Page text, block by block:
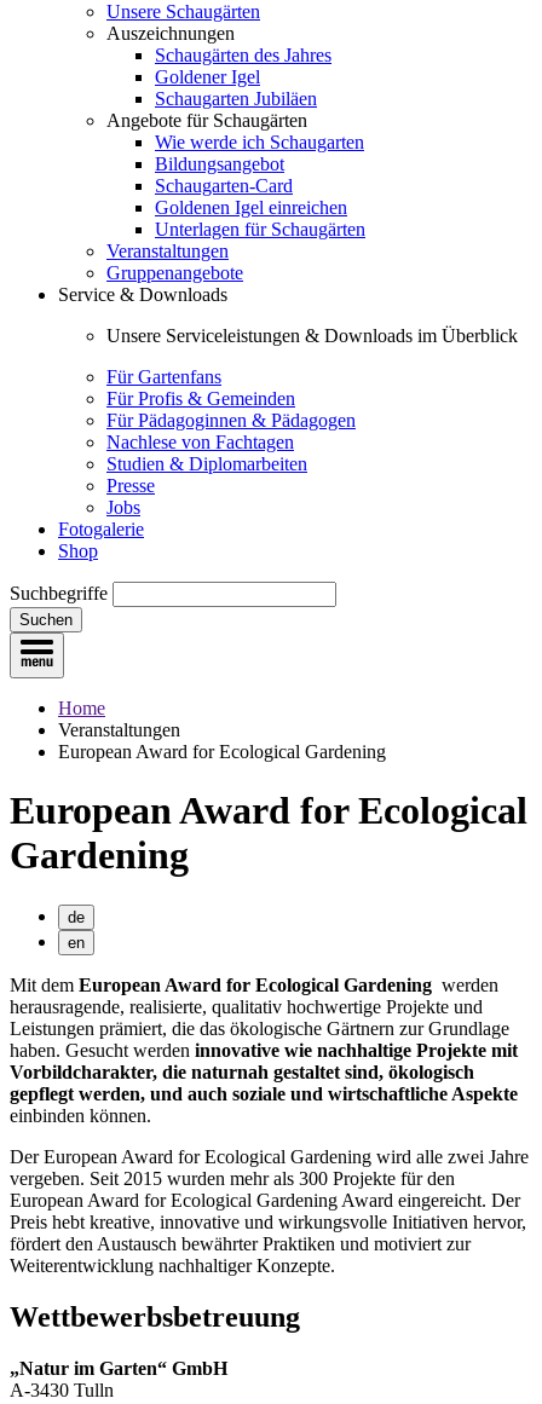
Unsere Schaugärten
Auszeichnungen
Schaugärten des Jahres
Goldener Igel
Schaugarten Jubiläen
Angebote für Schaugärten
Wie werde ich Schaugarten
Bildungsangebot
Schaugarten-Card
Goldenen Igel einreichen
Unterlagen für Schaugärten
Veranstaltungen
Gruppenangebote
Service & Downloads
Unsere Serviceleistungen & Downloads im Überblick
Für Gartenfans
Für Profis & Gemeinden
Für Pädagoginnen & Pädagogen
Nachlese von Fachtagen
Studien & Diplomarbeiten
Presse
Jobs
Fotogalerie
Shop
Suchbegriffe
Suchen
Home
Veranstaltungen
European Award for Ecological Gardening
European Award for Ecological
Gardening
de
en
Mit dem European Award for Ecological Gardening werden
herausragende, realisierte, qualitativ hochwertige Projekte und
Leistungen prämiert, die das ökologische Gärtnern zur Grundlage
haben. Gesucht werden innovative wie nachhaltige Projekte mit
Vorbildcharakter, die naturnah gestaltet sind, ökologisch
gepflegt werden, und auch soziale und wirtschaftliche Aspekte
einbinden können.
Der European Award for Ecological Gardening wird alle zwei Jahre
vergeben. Seit 2015 wurden mehr als 300 Projekte für den
European Award for Ecological Gardening Award eingereicht. Der
Preis hebt kreative, innovative und wirkungsvolle Initiativen hervor,
fördert den Austausch bewährter Praktiken und motiviert zur
Weiterentwicklung nachhaltiger Konzepte.
Wettbewerbsbetreuung
„Natur im Garten“ GmbH
A-3430 Tulln